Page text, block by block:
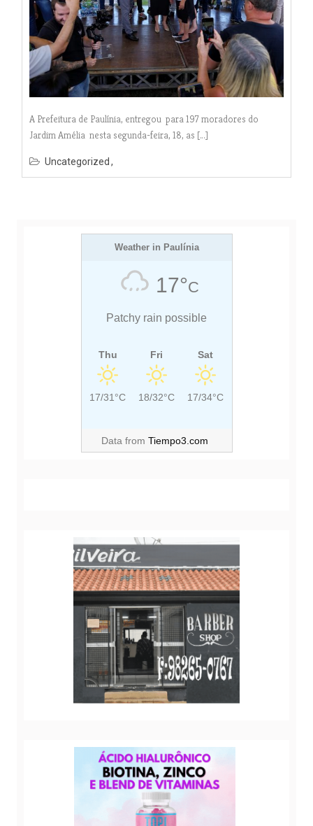
A Prefeitura de Paulínia, entregou para 197 moradores do
Jardim Amélia nesta segunda-feira, 18, as […]
Uncategorized
Weather in Paulínia
17°C
Patchy rain possible
Thu
17/31°C
Fri
18/32°C
Sat
17/34°C
Data from Tiempo3.com